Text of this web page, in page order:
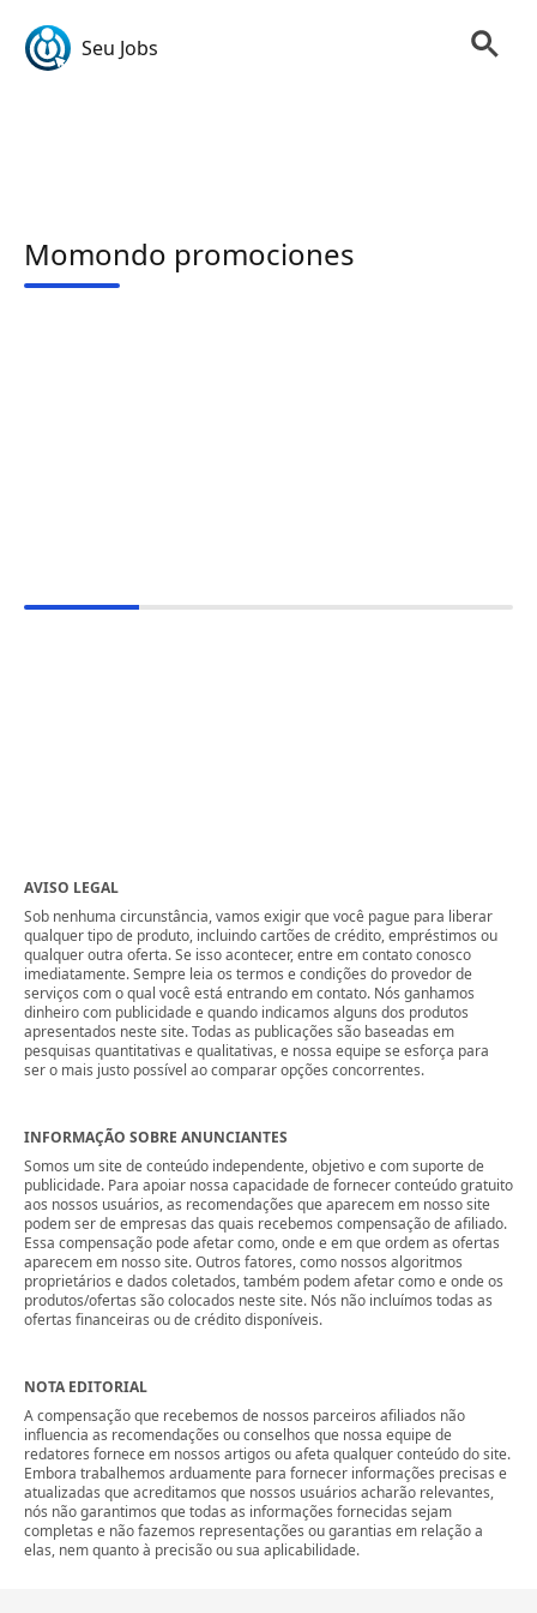
Seu Jobs
Momondo promociones
AVISO LEGAL
Sob nenhuma circunstância, vamos exigir que você pague para liberar
qualquer tipo de produto, incluindo cartões de crédito, empréstimos ou
qualquer outra oferta. Se isso acontecer, entre em contato conosco
imediatamente. Sempre leia os termos e condições do provedor de
serviços com o qual você está entrando em contato. Nós ganhamos
dinheiro com publicidade e quando indicamos alguns dos produtos
apresentados neste site. Todas as publicações são baseadas em
pesquisas quantitativas e qualitativas, e nossa equipe se esforça para
ser o mais justo possível ao comparar opções concorrentes.
INFORMAÇÃO SOBRE ANUNCIANTES
Somos um site de conteúdo independente, objetivo e com suporte de
publicidade. Para apoiar nossa capacidade de fornecer conteúdo gratuito
aos nossos usuários, as recomendações que aparecem em nosso site
podem ser de empresas das quais recebemos compensação de afiliado.
Essa compensação pode afetar como, onde e em que ordem as ofertas
aparecem em nosso site. Outros fatores, como nossos algoritmos
proprietários e dados coletados, também podem afetar como e onde os
produtos/ofertas são colocados neste site. Nós não incluímos todas as
ofertas financeiras ou de crédito disponíveis.
NOTA EDITORIAL
A compensação que recebemos de nossos parceiros afiliados não
influencia as recomendações ou conselhos que nossa equipe de
redatores fornece em nossos artigos ou afeta qualquer conteúdo do site.
Embora trabalhemos arduamente para fornecer informações precisas e
atualizadas que acreditamos que nossos usuários acharão relevantes,
nós não garantimos que todas as informações fornecidas sejam
completas e não fazemos representações ou garantias em relação a
elas, nem quanto à precisão ou sua aplicabilidade.